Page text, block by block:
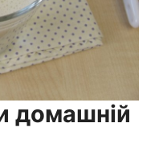
домашній